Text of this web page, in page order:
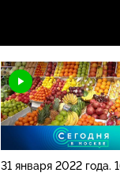
31 января 2022 года.